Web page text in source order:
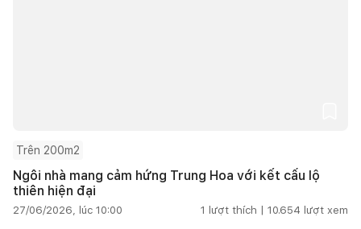
Trên 200m2
Ngôi nhà mang cảm hứng Trung Hoa với kết cấu lộ
thiên hiện đại
27/06/2026, lúc 10:00 1 lượt thích | 10.654 lượt xem